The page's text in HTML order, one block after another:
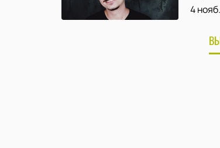
4